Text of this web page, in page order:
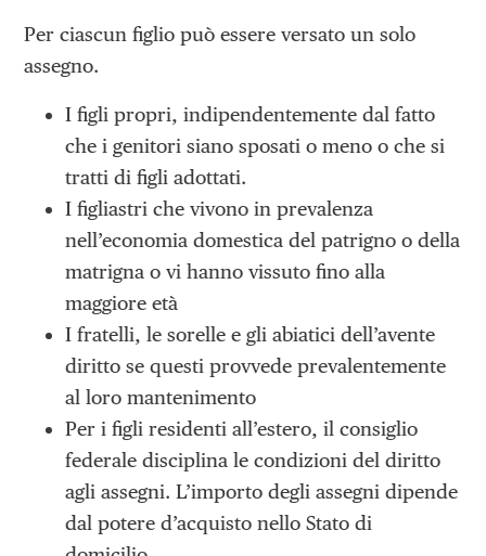
Per ciascun figlio può essere versato un solo
assegno.
I figli propri, indipendentemente dal fatto
che i genitori siano sposati o meno o che si
tratti di figli adottati.
I figliastri che vivono in prevalenza
nell’economia domestica del patri­gno o della
matrigna o vi hanno vissuto fino alla
maggiore età
I fratelli, le sorelle e gli abiatici dell’avente
diritto se questi provvede prevalentemente
al loro mantenimento
Per i figli residenti all’estero, il consiglio
federale disciplina le condizioni del diritto
agli assegni. L’importo degli assegni dipende
dal potere d’acquisto nello Stato di